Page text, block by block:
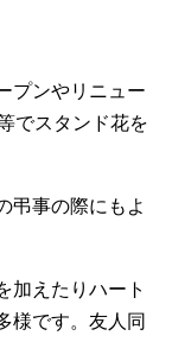
プンやリニュー
でスタンド花を
弔事の際にもよ
加えたりハート
様です。友人同